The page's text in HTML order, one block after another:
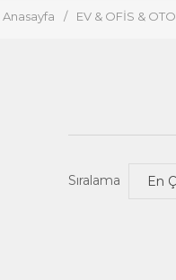
Anasayfa / EV & OFİS & OTO
Sıralama